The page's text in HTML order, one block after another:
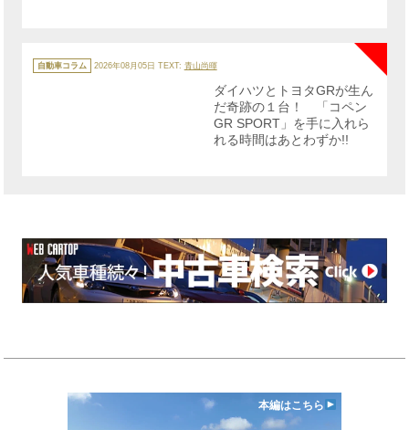
テ
ゴ
自動車コラム 2026年08月05日 TEXT: 青山尚暉
ダイハツとトヨタGRが生ん
だ奇跡の１台！ 「コペン
GR SPORT」を手に入れら
れる時間はあとわずか!!
本編はこちら